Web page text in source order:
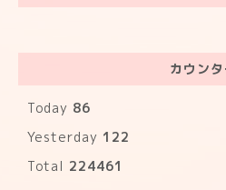
カウンタ
Today 86
Yesterday 122
Total 224461